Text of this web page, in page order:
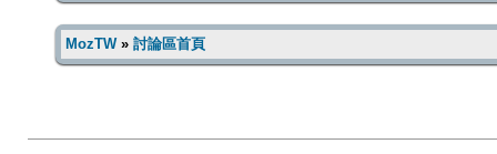
MozTW» 討論區首頁